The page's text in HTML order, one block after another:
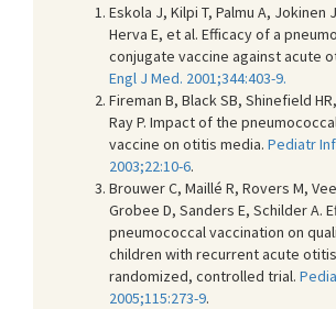
Eskola J, Kilpi T, Palmu A, Jokinen
Herva E, et al. Efficacy of a
conjugate vaccine against acute
Engl J Med. 2001;344:403-9.
Fireman B, Black SB, Shinefield
Ray P. Impact of the
vaccine on otitis media. Pediatr
2003;22:10-6.
Brouwer C, Maillé R, Rovers M,
Grobee D, Sanders E, Schilder A.
pneumococcal vaccination on
children with recurrent acute
randomized, controlled trial.
2005;115:273-9.